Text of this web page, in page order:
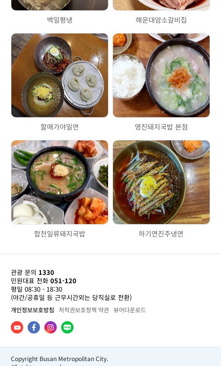
백일평냉 해운대암소갈비집
할매가야밀면 영진돼지국밥 본점
합천일류돼지국밥 하기연진주냉면
관광 문의 1330
민원대표 전화 051-120
평일 08:30 - 18:30
(야간/공휴일 등 근무시간외는 당직실로 전환)
개인정보보호방침 저작권보호정책 약관 뷰어다운로드
Copyright Busan Metropolitan City.